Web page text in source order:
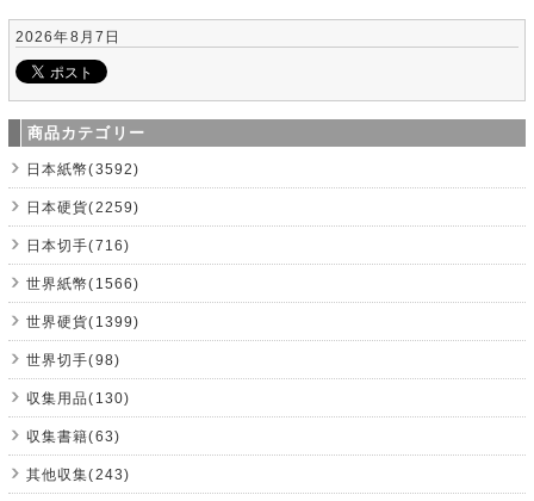
2026年8月7日
商品カテゴリー
日本紙幣(3592)
日本硬貨(2259)
日本切手(716)
世界紙幣(1566)
世界硬貨(1399)
世界切手(98)
収集用品(130)
収集書籍(63)
其他収集(243)